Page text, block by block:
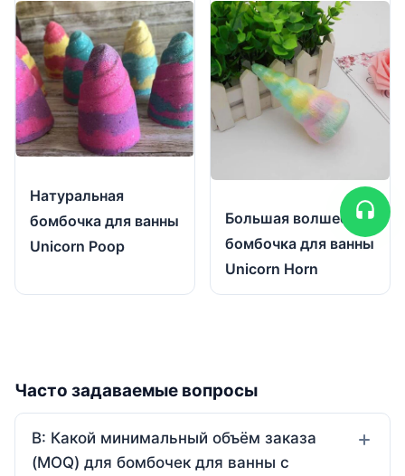
Натуральная
бомбочка для ванны
Unicorn Poop
Большая волшебная
бомбочка для ванны
Unicorn Horn
Часто задаваемые вопросы
В: Какой минимальный объём заказа
(MOQ) для бомбочек для ванны с